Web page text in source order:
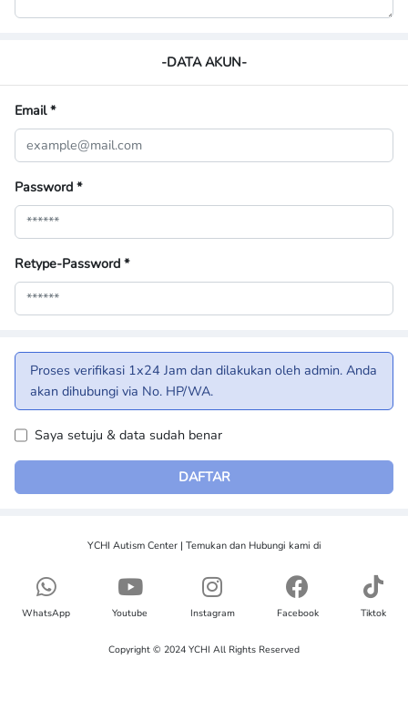
-DATA AKUN-
Email*
Password *
Retype-Password *
Proses verifikasi 1x24 Jam dan dilakukan oleh admin. Anda
akan dihubungi via No. HP/WA.
Saya setuju & data sudah benar
DAFTAR
YCHI Autism Center | Temukan dan Hubungi kami di
WhatsApp Youtube Instagram Facebook Tiktok
Copyright © 2024 YCHI All Rights Reserved